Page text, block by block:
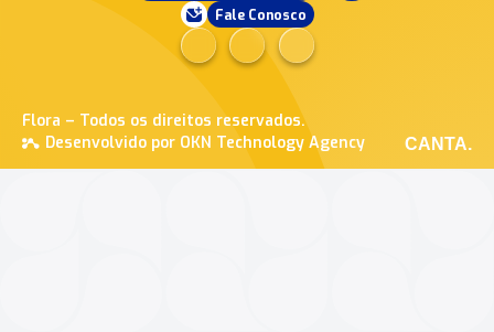
Fale Conosco
Flora – Todos os direitos reservados.
Desenvolvido por OKN Technology Agency
CANTA.